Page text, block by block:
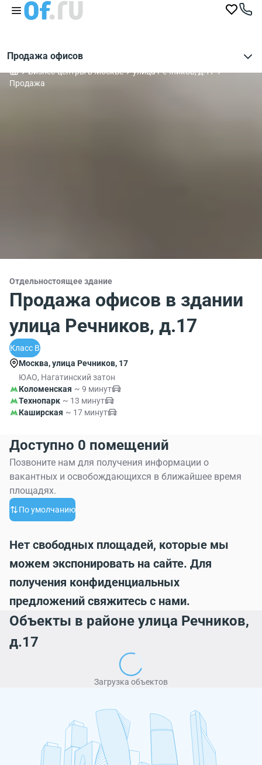
Продажа офисов
Бизнес-центры в Москве
улица Речников, д.17
Продажа
Отдельностоящее здание
Продажа офисов в здании
улица Речников, д.17
Класс B
Москва, улица Речников, 17
ЮАО, Нагатинский затон
Коломенская ~ 9 минут
Технопарк ~ 13 минут
Каширская ~ 17 минут
Доступно 0 помещений
Позвоните нам для получения информации о
вакантных и освобождающихся в ближайшее время
площадях.
По умолчанию
Нет свободных площадей, которые мы
можем экспонировать на сайте. Для
получения конфиденциальных
предложений свяжитесь с нами.
Объекты в районе улица Речников,
д.17
Загрузка объектов